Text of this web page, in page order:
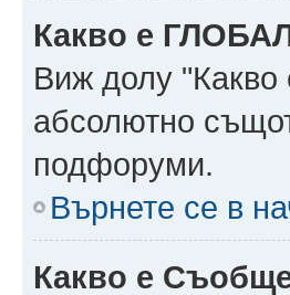
Какво е
Виж долу
абсолютно
подфоруми.
Върнете се в
Какво е